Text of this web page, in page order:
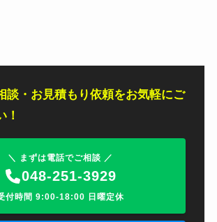
談・お見積もり依頼をお気軽にご
！
＼ まずは電話でご相談 ／
048-251-3929
付時間 9:00-18:00 日曜定休